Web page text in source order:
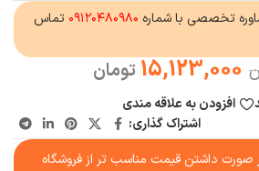
تخصصی با شماره ۰۹۱۲۰۴۸۰۹۸۰ تماس
15,123,000 تومان
افزودن به علاقه مندی
اشتراک گذاری:
صورت داشتن قیمت مناسب تر از فروشگاه